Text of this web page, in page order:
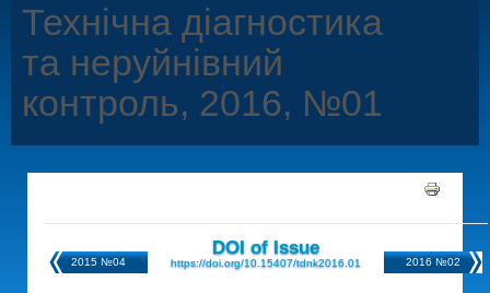
Технічна діагностика
та неруйнівний
контроль, 2016, №01
2015 №04
DOI of Issue
https://doi.org/10.15407/tdnk2016.01 2016 №02